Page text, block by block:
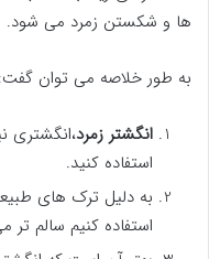
ها و شکستن زمرد می شود.
به طور خلاصه می توان گفت:
انگشتر زمرد،انگشتری
استفاده کنید.
به دلیل ترک های
استفاده کنیم سالم تر